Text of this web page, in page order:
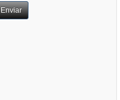
Enviar